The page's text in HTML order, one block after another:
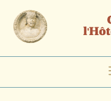
Aller
contenu